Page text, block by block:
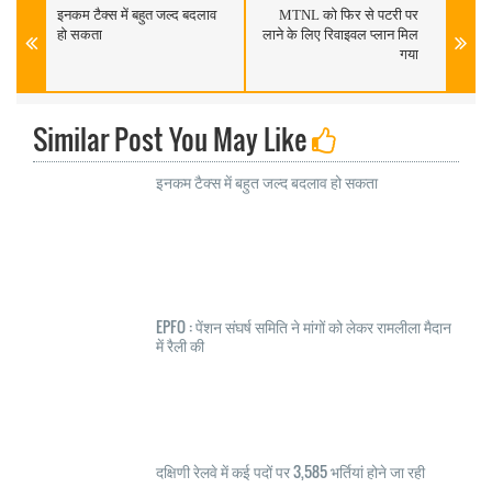
इनकम टैक्स में बहुत जल्द बदलाव
हो सकता
MTNL को फिर से पटरी पर
लाने के लिए रिवाइवल प्लान मिल
गया
Similar Post You May Like
इनकम टैक्स में बहुत जल्द बदलाव हो सकता
EPFO : पेंशन संघर्ष समिति ने मांगों को लेकर रामलीला मैदान
में रैली की
दक्षिणी रेलवे में कई पदों पर 3,585 भर्तियां होने जा रही